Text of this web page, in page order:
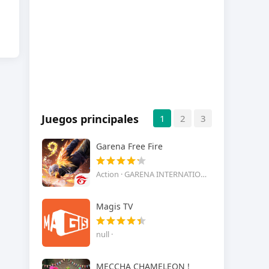
Juegos principales 1 2 3
Garena Free Fire
Action · GARENA INTERNATIONAL I
Magis TV
null ·
MECCHA CHAMELEON !